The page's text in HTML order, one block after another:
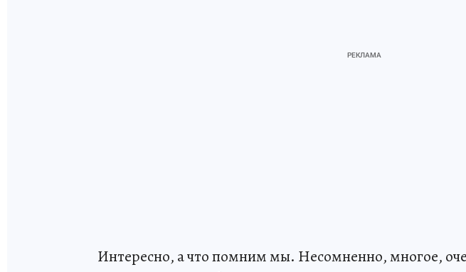
Интересно, а что помним мы. Несомненно, многое,